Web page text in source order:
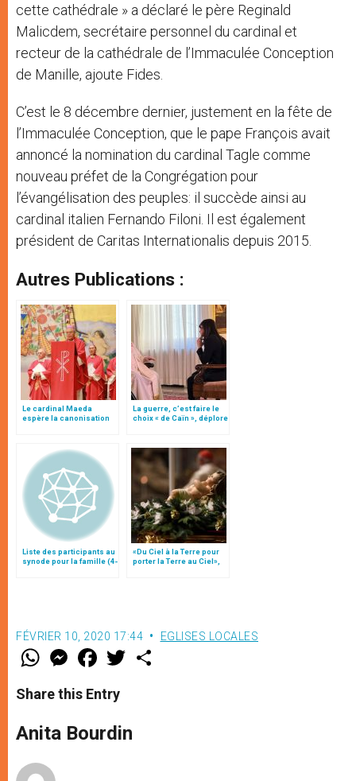
cette cathédrale » a déclaré le père Reginald
Malicdem, secrétaire personnel du cardinal et
recteur de la cathédrale de l’Immaculée Conception
de Manille, ajoute Fides.
C’est le 8 décembre dernier, justement en la fête de
l’Immaculée Conception, que le pape François avait
annoncé la nomination du cardinal Tagle comme
nouveau préfet de la Congrégation pour
l’évangélisation des peuples: il succède ainsi au
cardinal italien Fernando Filoni. Il est également
président de Caritas Internationalis depuis 2015.
Autres Publications :
Le cardinal Maeda
espère la canonisation
La guerre, c’est faire le
choix « de Caïn », déplore
Liste des participants au
synode pour la famille (4-
«Du Ciel à la Terre pour
porter la Terre au Ciel»,
FÉVRIER 10, 2020 17:44 EGLISES LOCALES
W
t
s
p
p
M
e
s
e
g
e
F
a
e
b
o
k
w
r
Share this Entry
Anita Bourdin